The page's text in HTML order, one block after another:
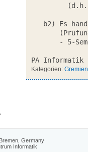
PA Informatik
Kategorien: Gremien
Germany
Informatik